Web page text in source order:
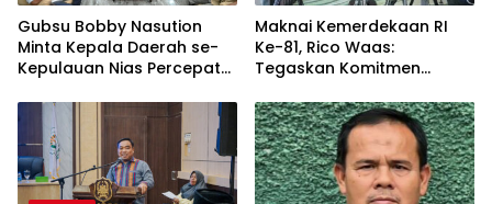
Gubsu Bobby Nasution
Minta Kepala Daerah se-
Kepulauan Nias Percepat
Maknai Kemerdekaan RI
Ke-81, Rico Waas:
Tegaskan Komitmen